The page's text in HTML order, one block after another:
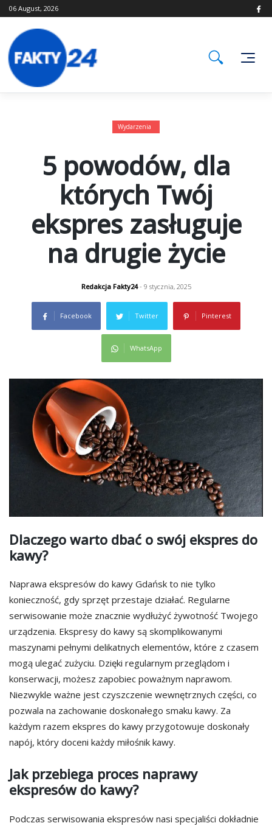
Skip
to
06 August, 2026
Wydarzenia
5 powodów, dla
których Twój
ekspres zasługuje
na drugie życie
Redakcja Fakty24- 9 stycznia, 2025
Facebook Twitter Pinterest
WhatsApp
Dlaczego warto dbać o swój ekspres do
kawy?
Naprawa ekspresów do kawy Gdańsk to nie tylko
konieczność, gdy sprzęt przestaje działać. Regularne
serwisowanie może znacznie wydłużyć żywotność Twojego
urządzenia. Ekspresy do kawy są skomplikowanymi
maszynami pełnymi delikatnych elementów, które z czasem
mogą ulegać zużyciu. Dzięki regularnym przeglądom i
konserwacji, możesz zapobiec poważnym naprawom.
Niezwykle ważne jest czyszczenie wewnętrznych części, co
pozwala na zachowanie doskonałego smaku kawy. Za
każdym razem ekspres do kawy przygotowuje doskonały
napój, który doceni każdy miłośnik kawy.
Jak przebiega proces naprawy
ekspresów do kawy?
Podczas serwisowania ekspresów nasi specjaliści dokładnie